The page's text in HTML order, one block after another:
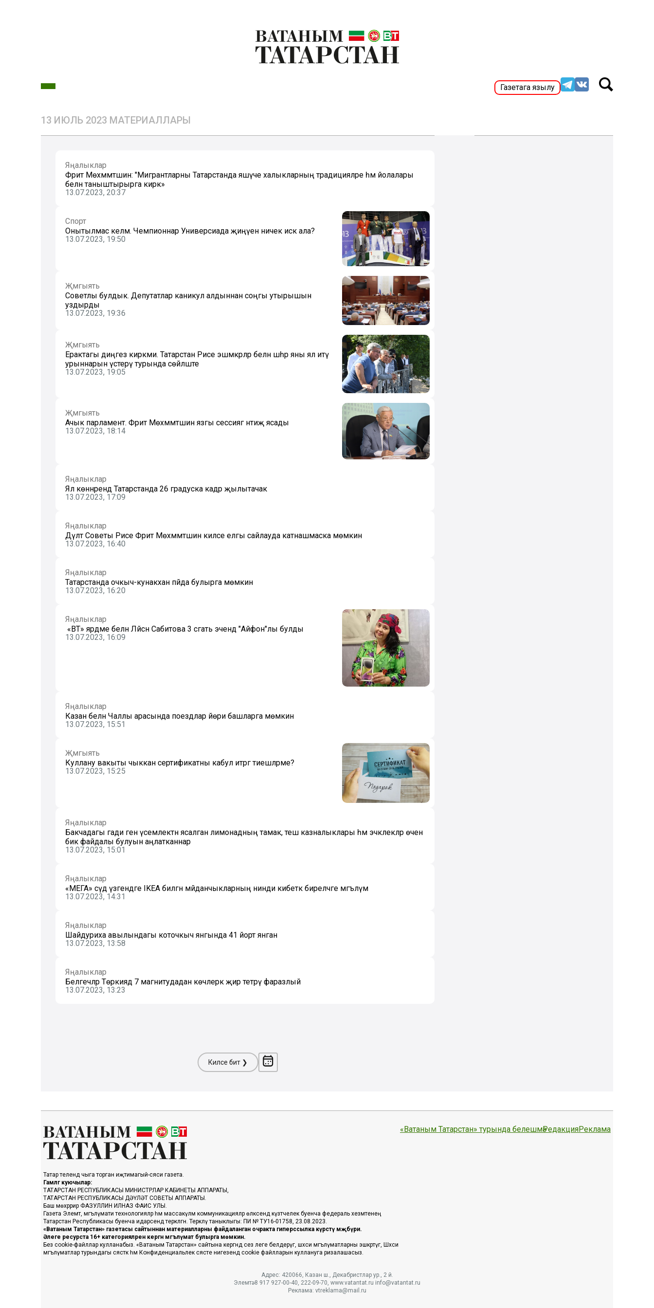
Газетага язылу
13 ИЮЛЬ 2023 МАТЕРИАЛЛАРЫ
Яңалыклар
Фәрит Мөхәммәтшин: "Мигрантларны Татарстанда яшәүче халыкларның традицияләре һәм йолалары
белән таныштырырга кирәк»
13.07.2023, 20:37
Спорт
Онытылмас келәм. Чемпионнар Универсиада җиңүен ничек искә ала?
13.07.2023, 19:50
Җәмгыять
Советлы булдык. Депутатлар каникул алдыннан соңгы утырышын
уздырды
13.07.2023, 19:36
Җәмгыять
Ерактагы диңгез кирәкми. Татарстан Рәисе эшмәкәрләр белән шәһәр яны ял итү
урыннарын үстерү турында сөйләште
13.07.2023, 19:05
Җәмгыять
Ачык парламент. Фәрит Мөхәммәтшин язгы сессиягә нәтиҗә ясады
13.07.2023, 18:14
Яңалыклар
Ял көннәрендә Татарстанда 26 градуска кадәр җылытачак
13.07.2023, 17:09
Яңалыклар
Дәүләт Советы Рәисе Фәрит Мөхәммәтшин киләсе елгы сайлауда катнашмаска мөмкин
13.07.2023, 16:40
Яңалыклар
Татарстанда очкыч-кунакханә пәйда булырга мөмкин
13.07.2023, 16:20
Яңалыклар
«ВТ» ярдәме белән Ләйсән Сабитова 3 сәгать эчендә "Айфон"лы булды
13.07.2023, 16:09
Яңалыклар
Казан белән Чаллы арасында поездлар йөри башларга мөмкин
13.07.2023, 15:51
Җәмгыять
Куллану вакыты чыккан сертификатны кабул итәргә тиешләрме?
13.07.2023, 15:25
Яңалыклар
Бакчадагы гади генә үсемлектән ясалган лимонадның тамак, теш казналыклары һәм эчәклекләр өчен
бик файдалы булуын аңлатканнар
13.07.2023, 15:01
Яңалыклар
«МЕГА» сәүдә үзәгендәге IKEA биләгән мәйданчыкларның нинди кибеткә биреләчәге мәгълүм
13.07.2023, 14:31
Яңалыклар
Шайдуриха авылындагы коточкыч янгында 41 йорт янган
13.07.2023, 13:58
Яңалыклар
Белгечләр Төркиядә 7 магнитудадан көчлерәк җир тетрәү фаразлый
13.07.2023, 13:23
Киләсе бит ❯
Татар телендә чыга торган иҗтимагый-сәяси газета.
Гамәлгә куючылар:
ТАТАРСТАН РЕСПУБЛИКАСЫ МИНИСТРЛАР КАБИНЕТЫ АППАРАТЫ,
ТАТАРСТАН РЕСПУБЛИКАСЫ ДӘҮЛӘТ СОВЕТЫ АППАРАТЫ.
Баш мөхәррир ФАЗУЛЛИН ИЛНАЗ ФАИС УЛЫ.
Газета Элемтә, мәгълүмати технологияләр һәм массакүләм коммуникацияләр өлкәсендә күзәтчелек буенча федераль хезмәтенең
Татарстан Республикасы буенча идарәсендә теркәлгән. Теркәлү таныклыгы: ПИ № ТУ16-01758, 23.08.2023.
«Ватаным Татарстан» газетасы сайтыннан материалларны файдаланган очракта гиперссылка күрсәтү мәҗбүри.
Әлеге ресурста 16+ категорияләренә кергән мәгълүмат булырга мөмкин.
Без cookie-файллар кулланабыз. «Ватаным Татарстан» сайтына кергәндә сез әлеге белдерүгә, шәхси мәгълүматларны эшкәртүгә, Шәхси
мәгълүматлар турындагы сәясәткә һәм Конфиденциальлек сәясәте нигезендә cookie файлларын куллануга ризалашасыз.
«Ватаным Татарстан» турында белешмәРедакцияРеклама
Адрес: 420066, Казан ш., Декабристлар ур., 2 й.
Элемтә: 8 917 927-00-40, 222-09-70, www.vatantat.ru info@vatantat.ru
Реклама: vtreklama@mail.ru